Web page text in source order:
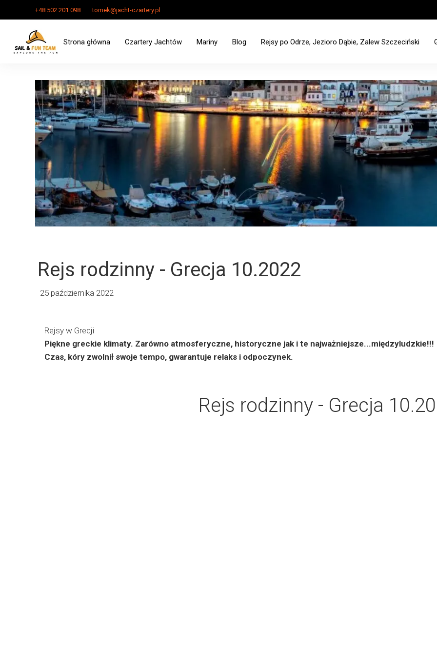
Rejs rodzinny - Grecja
25 października 2022
Rejs rodzinny - Grecja 10.2022
Rejsy w Grecji
Piękne greckie klimaty. Zarówno atmosferyczne, historyczne jak i te najważniejsze...międzyludzkie!!!
Czas, kóry zwolnił swoje tempo, gwarantuje relaks i odpoczynek.
+48 502 201 098 tomek@jacht-czartery.pl
Strona główna Czartery Jachtów Mariny Blog Rejsy po Odrze, Jezioro Dąbie, Zalew Szczeciński